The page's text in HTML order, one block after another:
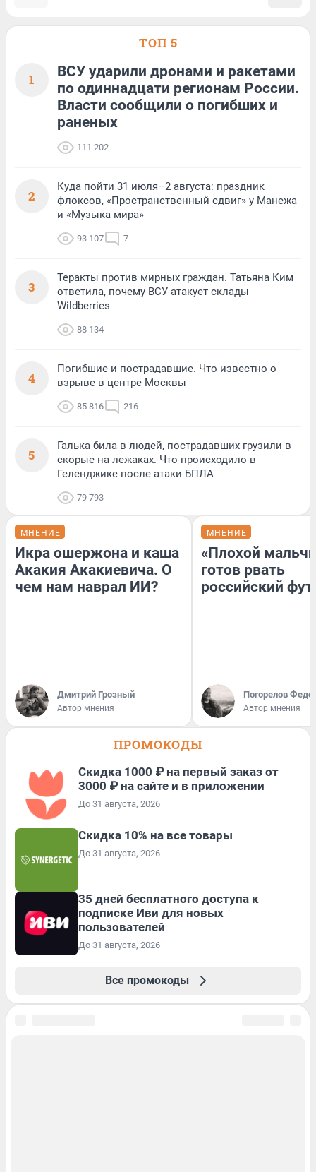
ТОП 5
1
ВСУ ударили дронами и ракетами
по одиннадцати регионам России.
Власти сообщили о погибших и
раненых
111 202
2
Куда пойти 31 июля–2 августа: праздник
флоксов, «Пространственный сдвиг» у Манежа
и «Музыка мира»
93 107 7
3
Теракты против мирных граждан. Татьяна Ким
ответила, почему ВСУ атакует склады
Wildberries
88 134
4
Погибшие и пострадавшие. Что известно о
взрыве в центре Москвы
85 816 216
5
Галька била в людей, пострадавших грузили в
скорые на лежаках. Что происходило в
Геленджике после атаки БПЛА
79 793
МНЕНИЕ
Икра ошержона и каша
Акакия Акакиевича. О
чем нам наврал ИИ?
Дмитрий Грозный
Автор мнения
МНЕНИЕ
«Плохой
готов рвать
российский
Погорелов
Автор мнения
ПРОМОКОДЫ
Скидка 1000 ₽ на первый заказ от
3000 ₽ на сайте и в приложении
До 31 августа, 2026
Скидка 10% на все товары
До 31 августа, 2026
35 дней бесплатного доступа к
подписке Иви для новых
пользователей
До 31 августа, 2026
Все промокоды